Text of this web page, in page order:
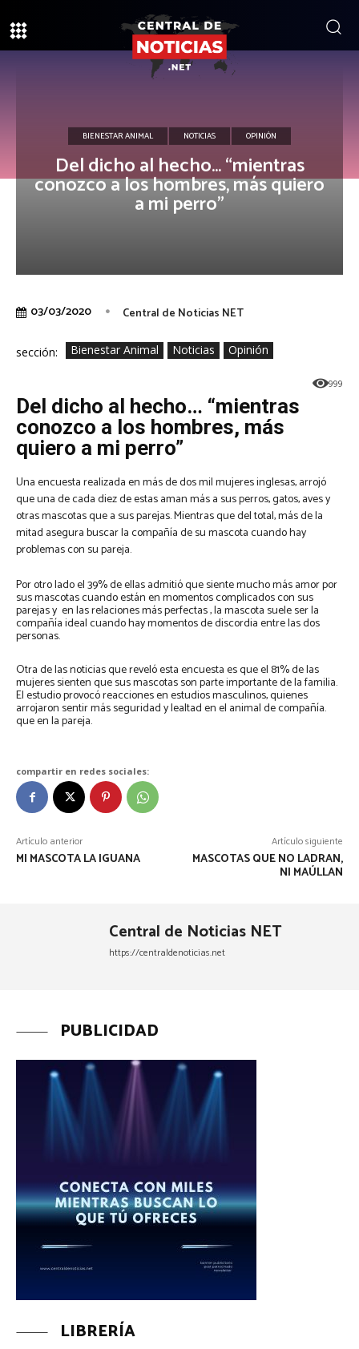
BIENESTAR ANIMAL NOTICIAS OPINIÓN
Del dicho al hecho… “mientras
conozco a los hombres, más quiero
a mi perro”
03/03/2020 Central de Noticias NET
sección: Bienestar Animal Noticias Opinión
999
Del dicho al hecho… “mientras
conozco a los hombres, más
quiero a mi perro”
Una encuesta realizada en más de dos mil mujeres inglesas, arrojó
que una de cada diez de estas aman más a sus perros, gatos, aves y
otras mascotas que a sus parejas. Mientras que del total, más de la
mitad asegura buscar la compañía de su mascota cuando hay
problemas con su pareja.
Por otro lado el 39% de ellas admitió que siente mucho más amor por
sus mascotas cuando están en momentos complicados con sus
parejas y en las relaciones más perfectas , la mascota suele ser la
compañía ideal cuando hay momentos de discordia entre las dos
personas.
Otra de las noticias que reveló esta encuesta es que el 81% de las
mujeres sienten que sus mascotas son parte importante de la familia.
El estudio provocó reacciones en estudios masculinos, quienes
arrojaron sentir más seguridad y lealtad en el animal de compañía.
que en la pareja.
compartir en redes sociales:
Artículo anterior
MI MASCOTA LA IGUANA
Artículo siguiente
MASCOTAS QUE NO LADRAN,
NI MAÚLLAN
Central de Noticias NET
https://centraldenoticias.net
PUBLICIDAD
LIBRERÍA